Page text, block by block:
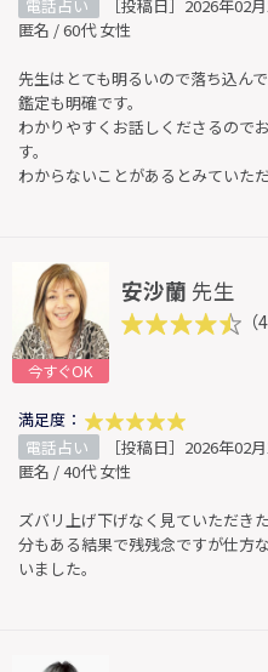
電話占い
［投稿日］2026年02
匿名 / 60代 女性
先生はとても明るいので落ち込ん
鑑定も明確です。
わかりやすくお話しくださるので
す。
わからないことがあるとみていた
今すぐOK
安沙蘭 先生
（
満足度：
電話占い
［投稿日］2026年02
匿名 / 40代 女性
ズバリ上げ下げなく見ていただき
分もある結果で残残念ですが仕方
いました。